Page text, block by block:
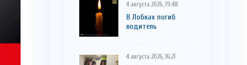
4 августа 2026, 19:48
В Лобках погиб
водитель
4 августа 2026, 16:21